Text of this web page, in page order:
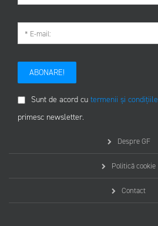
ABONARE!
Sunt de acord cu termenii și condițiile
primesc newsletter.
Despre GF
Politică cookie
Contact